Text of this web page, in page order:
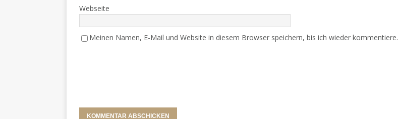
Webseite
Meinen Namen, E-Mail und Website in diesem Browser speichern, bis ich wieder kommentiere.